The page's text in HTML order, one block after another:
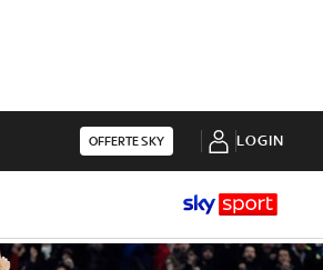
OFFERTE SKY LOGIN